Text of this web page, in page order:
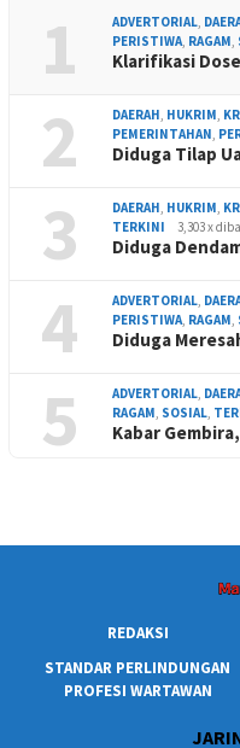
1 ADVERTORIAL
PERISTIWA RAGAM
Klarifikasi
2 DAERAH HUKRIM
PEMERINTAHAN
Diduga Tilap
3 DAERAH HUKRIM
TERKINI
3,303 x
Diduga
4 ADVERTORIAL
PERISTIWA RAGAM
Diduga
5 ADVERTORIAL
RAGAM SOSIAL
Kabar
REDAKSI
STANDAR PERLINDUNGAN
PROFESI WARTAWAN